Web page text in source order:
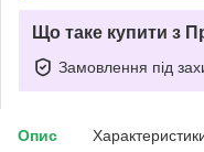
Що таке купити з
Замовлення під
Опис